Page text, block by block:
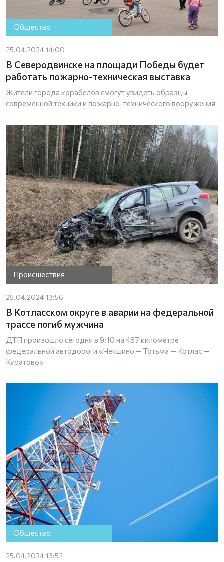
Общество
25.04.2024 14:00
В Северодвинске на площади Победы будет
работать пожарно-техническая выставка
Жители города корабелов смогут увидеть образцы
современной техники и пожарно-технического вооружения
Происшествия
25.04.2024 13:56
В Котласском округе в аварии на федеральной
трассе погиб мужчина
ДТП произошло сегодня в 9:10 на 487 километре
федеральной автодороги «Чекшино — Тотьма — Котлас —
Куратово»
Общество
25.04.2024 13:52